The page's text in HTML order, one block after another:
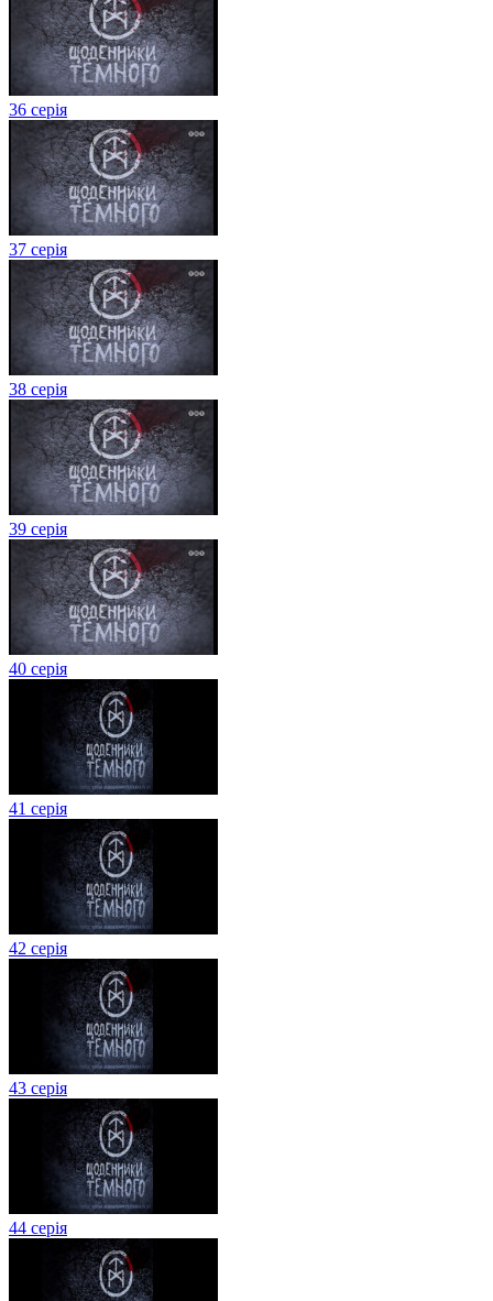
36 серія
37 серія
38 серія
39 серія
40 серія
41 серія
42 серія
43 серія
44 серія